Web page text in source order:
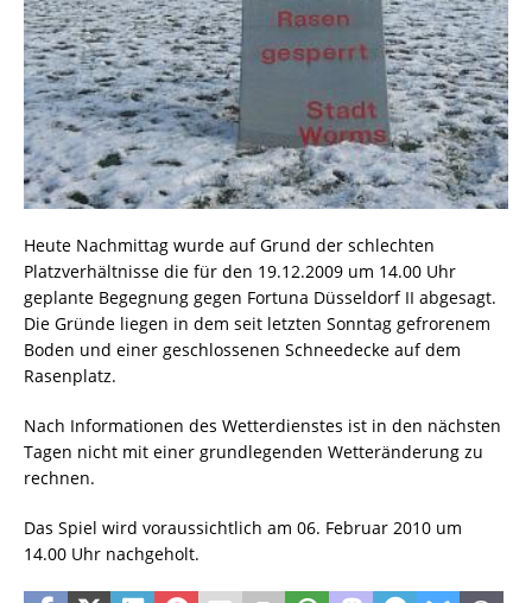
Heute Nachmittag wurde auf Grund der schlechten
Platzverhältnisse die für den 19.12.2009 um 14.00 Uhr
geplante Begegnung gegen Fortuna Düsseldorf II abgesagt.
Die Gründe liegen in dem seit letzten Sonntag gefrorenem
Boden und einer geschlossenen Schneedecke auf dem
Rasenplatz.
Nach Informationen des Wetterdienstes ist in den nächsten
Tagen nicht mit einer grundlegenden Wetteränderung zu
rechnen.
Das Spiel wird voraussichtlich am 06. Februar 2010 um
14.00 Uhr nachgeholt.